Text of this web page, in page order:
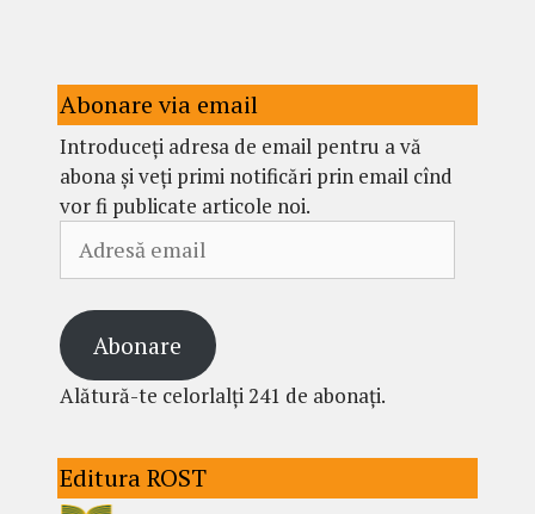
Abonare via email
Introduceți adresa de email pentru a vă
abona și veți primi notificări prin email cînd
vor fi publicate articole noi.
email
Abonare
Alătură-te celorlalți 241 de abonați.
Editura ROST